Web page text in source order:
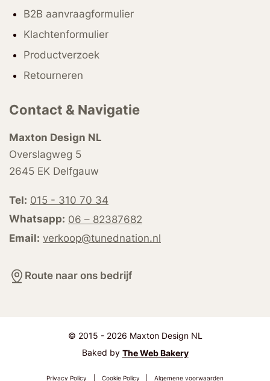
B2B aanvraagformulier
Klachtenformulier
Productverzoek
Retourneren
Contact & Navigatie
Maxton Design NL
Overslagweg 5
2645 EK Delfgauw
Tel: 015 - 310 70 34
Whatsapp: 06 – 82387682
Email: verkoop@tunednation.nl
Route naar ons bedrijf
© 2015 - 2026 Maxton Design NL
Baked by The Web Bakery
Privacy Policy Cookie Policy Algemene voorwaarden